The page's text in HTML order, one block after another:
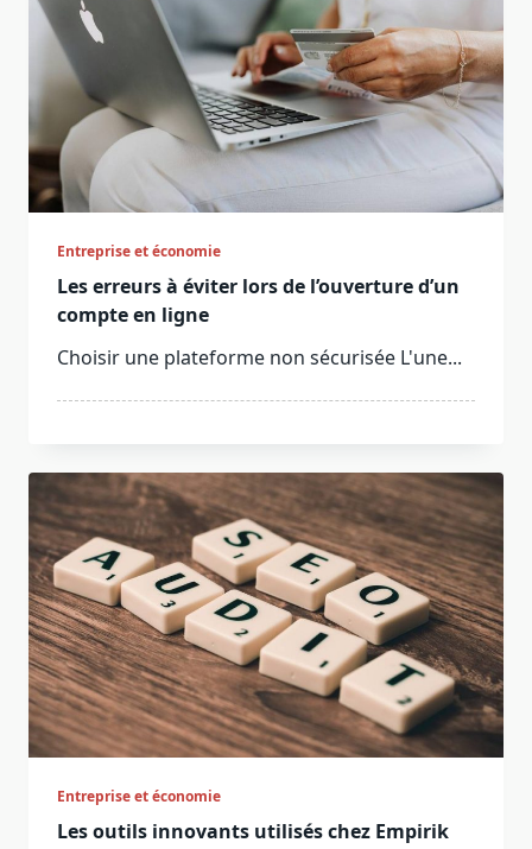
Entreprise et économie
Les erreurs à éviter lors de l’ouverture d’un
compte en ligne
Choisir une plateforme non sécurisée L'une...
Entreprise et économie
Les outils innovants utilisés chez Empirik